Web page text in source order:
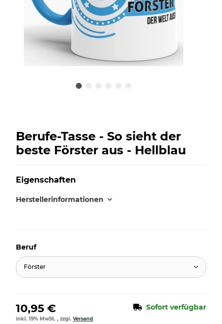
Berufe-Tasse - So sieht der
beste Förster aus - Hellblau
Eigenschaften
Herstellerinformationen
Beruf
Förster
10,95 € Sofort verfügbar
inkl. 19% MwSt. , zzgl. Versand